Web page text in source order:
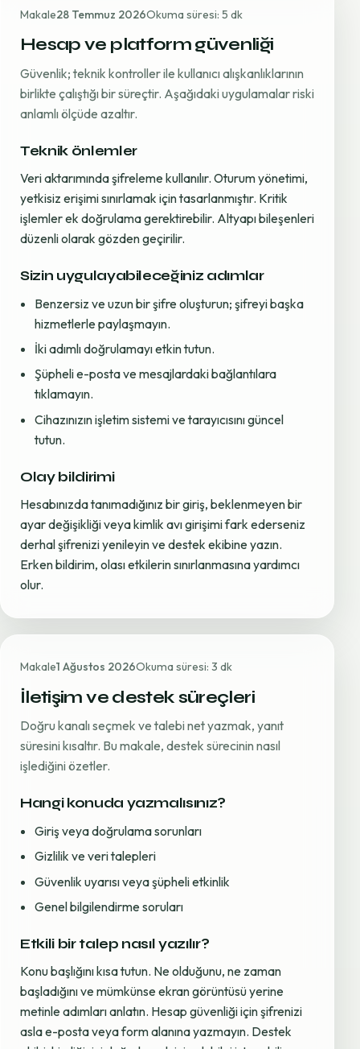
Makale28 Temmuz 2026Okuma süresi: 5 dk
Hesap ve platform güvenliği
Güvenlik; teknik kontroller ile kullanıcı alışkanlıklarının
birlikte çalıştığı bir süreçtir. Aşağıdaki uygulamalar riski
anlamlı ölçüde azaltır.
Teknik önlemler
Veri aktarımında şifreleme kullanılır. Oturum yönetimi,
yetkisiz erişimi sınırlamak için tasarlanmıştır. Kritik
işlemler ek doğrulama gerektirebilir. Altyapı bileşenleri
düzenli olarak gözden geçirilir.
Sizin uygulayabileceğiniz adımlar
Benzersiz ve uzun bir şifre oluşturun; şifreyi başka
hizmetlerle paylaşmayın.
İki adımlı doğrulamayı etkin tutun.
Şüpheli e-posta ve mesajlardaki bağlantılara
tıklamayın.
Cihazınızın işletim sistemi ve tarayıcısını güncel
tutun.
Olay bildirimi
Hesabınızda tanımadığınız bir giriş, beklenmeyen bir
ayar değişikliği veya kimlik avı girişimi fark ederseniz
derhal şifrenizi yenileyin ve destek ekibine yazın.
Erken bildirim, olası etkilerin sınırlanmasına yardımcı
olur.
Makale1 Ağustos 2026Okuma süresi: 3 dk
İletişim ve destek süreçleri
Doğru kanalı seçmek ve talebi net yazmak, yanıt
süresini kısaltır. Bu makale, destek sürecinin nasıl
işlediğini özetler.
Hangi konuda yazmalısınız?
Giriş veya doğrulama sorunları
Gizlilik ve veri talepleri
Güvenlik uyarısı veya şüpheli etkinlik
Genel bilgilendirme soruları
Etkili bir talep nasıl yazılır?
Konu başlığını kısa tutun. Ne olduğunu, ne zaman
başladığını ve mümkünse ekran görüntüsü yerine
metinle adımları anlatın. Hesap güvenliği için şifrenizi
asla e-posta veya form alanına yazmayın. Destek